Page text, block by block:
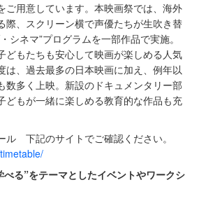
ご⽤意しています。本映画祭では、海外
際、スクリーン横で声優たちが⽣吹き替
シネマ”プログラムを⼀部作品で実施。
どもたちも安⼼して映画が楽しめる⼈気
は、過去最多の⽇本映画に加え、例年以
数多く上映。新設のドキュメンタリー部
どもが⼀緒に楽しめる教育的な作品も充
下記のサイトでご確認ください。
べる”をテーマとしたイベントやワークシ